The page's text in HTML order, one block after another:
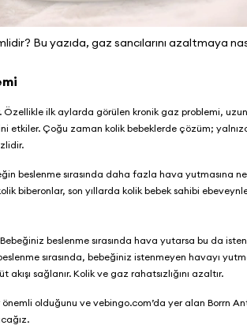
Bu yazıda, gaz sancılarını azaltmaya
Özellikle ilk aylarda görülen kronik gaz problemi,
etkiler. Çoğu zaman kolik bebeklerde çözüm;
beslenme sırasında daha fazla hava yutmasına
biberonlar, son yıllarda kolik bebek sahibi
beslenme sırasında hava yutarsa bu da
sırasında, bebeğiniz istenmeyen havayı
sağlanır. Kolik ve gaz rahatsızlığını azaltır.
önemli olduğunu vevebingo.com’da yer alanBorrn